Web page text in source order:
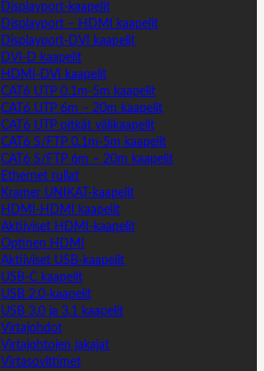
Displayport-kaapelit
Displayport – HDMI kaapelit
Displayport-DVI kaapelit
DVI-D kaapelit
HDMI-DVI kaapelit
CAT6 UTP 0.1m-5m kaapelit
CAT6 UTP 6m – 20m kaapelit
CAT6 UTP pitkät välikaapelit
CAT6 S/FTP 0.1m-5m kaapelit
CAT6 S/FTP 6m – 20m kaapelit
Ethernet rullat
Kramer UNIKAT-kaapelit
HDMI-HDMI kaapelit
Aktiiviset HDMI-kaapelit
Optinen HDMI
Aktiiviset USB-kaapelit
USB-C kaapelit
USB 2.0-kaapelit
USB 3.0 ja 3.1 kaapelit
Virtajohdot
Virtajohtojen jakajat
Virtasovittimet